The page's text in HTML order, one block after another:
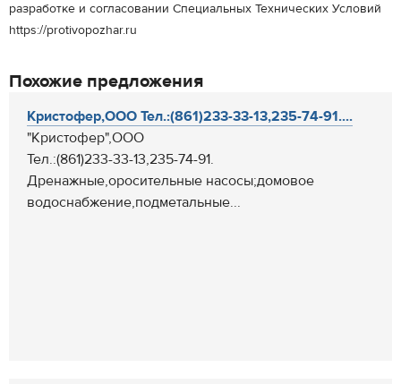
разработке и согласовании Специальных Технических Условий
https://protivopozhar.ru
Похожие предложения
Кристофер,ООО Тел.:(861)233-33-13,235-74-91....
"Кристофер",ООО
Тел.:(861)233-33-13,235-74-91.
Дренажные,оросительные насосы;домовое
водоснабжение,подметальные...